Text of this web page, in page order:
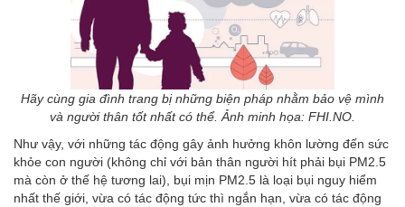
Hãy cùng gia đình trang bị những biện pháp nhằm bảo vệ mình
và người thân tốt nhất có thể. Ảnh minh họa: FHI.NO.
Như vậy, với những tác động gây ảnh hưởng khôn lường đến sức
khỏe con người (không chỉ với bản thân người hít phải bụi PM2.5
mà còn ở thế hệ tương lai), bụi mịn PM2.5 là loại bụi nguy hiểm
nhất thế giới, vừa có tác động tức thì ngắn hạn, vừa có tác động